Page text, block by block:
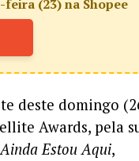
(23) na Shopee
deste domingo
Awards, pela
Ainda Estou Aqui,